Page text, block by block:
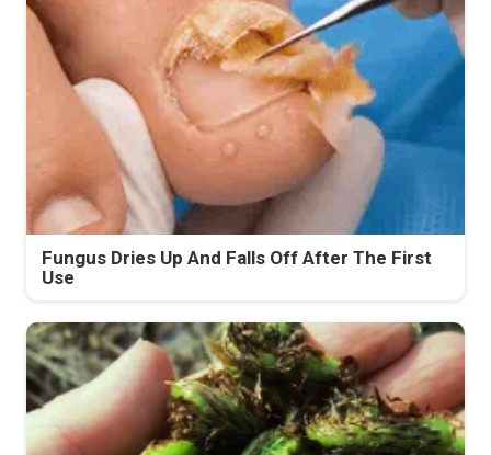
Fungus Dries Up And Falls Off After The First
Use